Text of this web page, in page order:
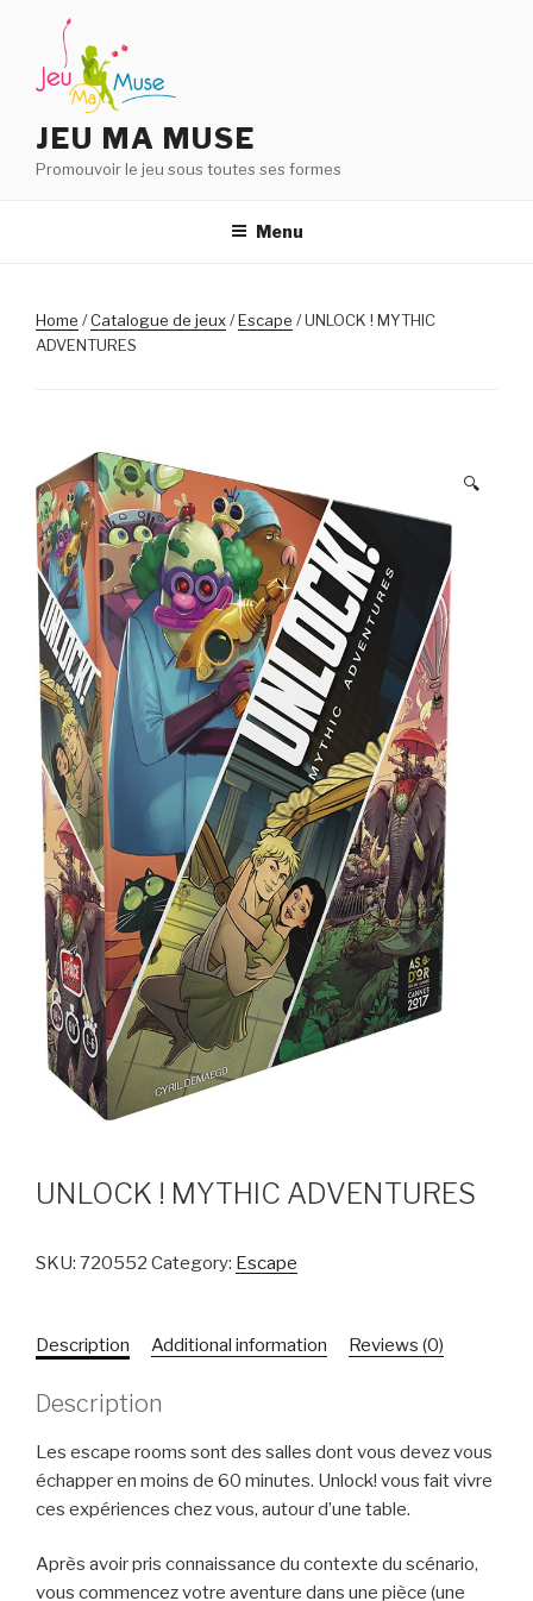
contenu
principal
JEU MA MUSE
Promouvoir le jeu sous toutes ses formes
Menu
Home /Catalogue de jeux/Escape / UNLOCK ! MYTHIC
ADVENTURES
🔍
UNLOCK ! MYTHIC ADVENTURES
SKU: 720552 Category: Escape
Description Additional information Reviews (0)
Description
Les escape rooms sont des salles dont vous devez vous
échapper en moins de 60 minutes. Unlock! vous fait vivre
ces expériences chez vous, autour d’une table.
Après avoir pris connaissance du contexte du scénario,
vous commencez votre aventure dans une pièce (une